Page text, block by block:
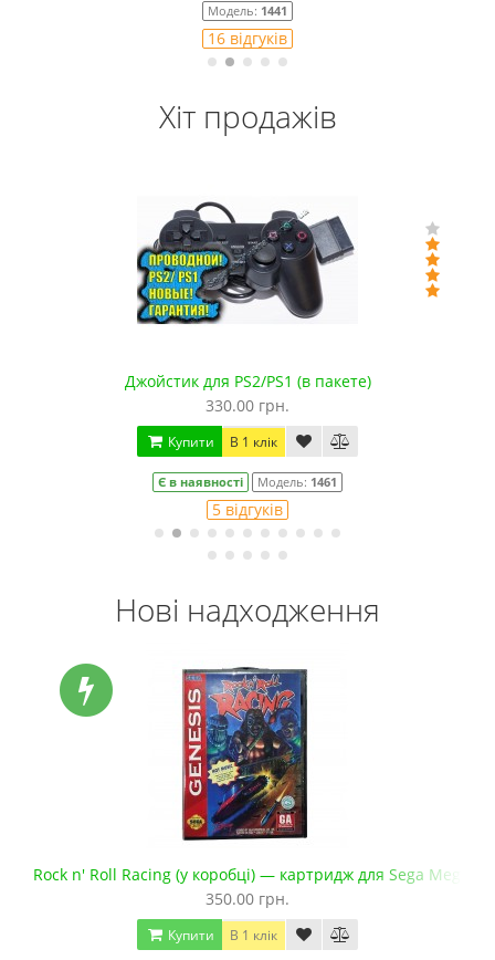
Модель: 1441
16 відгуків
Хіт продажів
Джойстик для PS2/PS1 (в пакете)
330.00 грн.
Купити В 1 клік
Є в наявності Модель: 1461
5 відгуків
Нові надходження
Drive 2
Rock n' Roll Racing (у коробці) — картридж для Sega Mega
350.00 грн.
Купити В 1 клік